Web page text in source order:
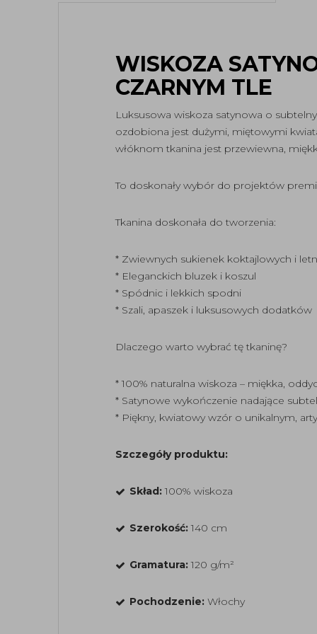
WISKOZA
CZARNYM TLE
Luksusowa wiskoza satynowa o
ozdobiona jest dużymi, miętowymi
włóknom tkanina jest przewiewna,
To doskonały wybór do projektów
Tkanina doskonała do tworzenia:
* Zwiewnych sukienek koktajlowych i
* Eleganckich bluzek i koszul
* Spódnic i lekkich spodni
* Szali, apaszek i luksusowych dodatków
Dlaczego warto wybrać tę tkaninę?
* 100% naturalna wiskoza – miękka,
* Satynowe wykończenie nadające
* Piękny, kwiatowy wzór o unikalnym,
Szczegóły produktu:
Skład: 100% wiskoza
Szerokość: 140 cm
Gramatura: 120 g/m²
Pochodzenie: Włochy